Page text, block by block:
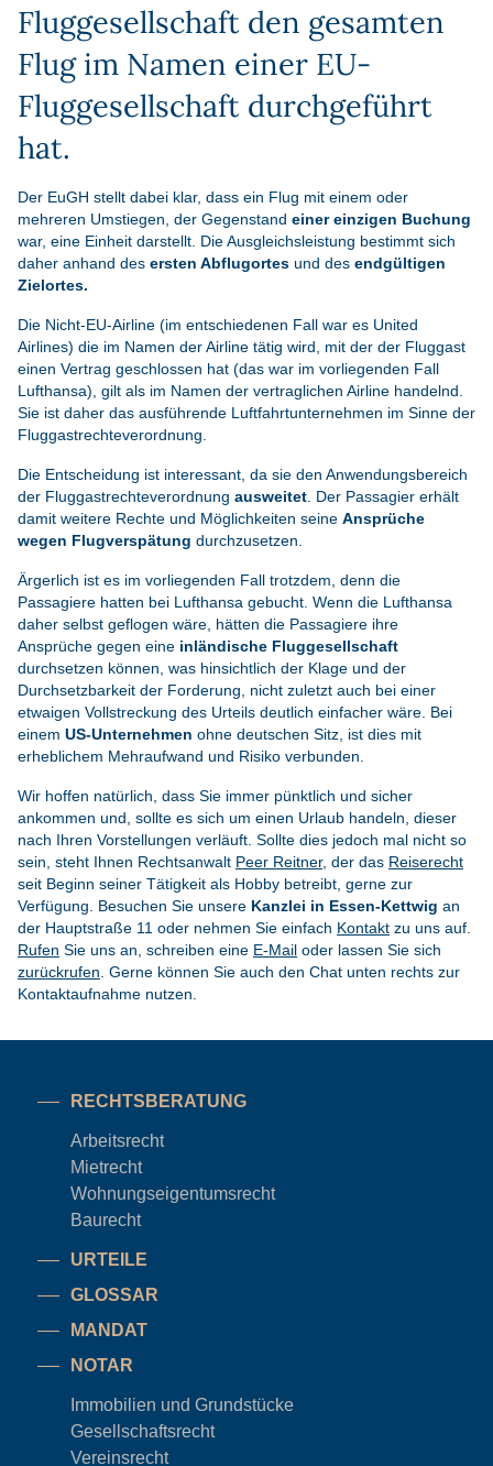
Fluggesellschaft den gesamten
Flug im Namen einer EU-
Fluggesellschaft durchgeführt
hat.
Der EuGH stellt dabei klar, dass ein Flug mit einem oder
mehreren Umstiegen, der Gegenstand einer einzigen Buchung
war, eine Einheit darstellt. Die Ausgleichsleistung bestimmt sich
daher anhand des ersten Abflugortes und des endgültigen
Zielortes.
Die Nicht-EU-Airline (im entschiedenen Fall war es United
Airlines) die im Namen der Airline tätig wird, mit der der Fluggast
einen Vertrag geschlossen hat (das war im vorliegenden Fall
Lufthansa), gilt als im Namen der vertraglichen Airline handelnd.
Sie ist daher das ausführende Luftfahrtunternehmen im Sinne der
Fluggastrechteverordnung.
Die Entscheidung ist interessant, da sie den Anwendungsbereich
der Fluggastrechteverordnung ausweitet . Der Passagier erhält
damit weitere Rechte und Möglichkeiten seine Ansprüche
wegen Flugverspätung durchzusetzen.
Ärgerlich ist es im vorliegenden Fall trotzdem, denn die
Passagiere hatten bei Lufthansa gebucht. Wenn die Lufthansa
daher selbst geflogen wäre, hätten die Passagiere ihre
Ansprüche gegen eine inländische Fluggesellschaft
durchsetzen können, was hinsichtlich der Klage und der
Durchsetzbarkeit der Forderung, nicht zuletzt auch bei einer
etwaigen Vollstreckung des Urteils deutlich einfacher wäre. Bei
einem US-Unternehmen ohne deutschen Sitz, ist dies mit
erheblichem Mehraufwand und Risiko verbunden.
Wir hoffen natürlich, dass Sie immer pünktlich und sicher
ankommen und, sollte es sich um einen Urlaub handeln, dieser
nach Ihren Vorstellungen verläuft. Sollte dies jedoch mal nicht so
sein, steht Ihnen Rechtsanwalt Peer Reitner, der das Reiserecht
seit Beginn seiner Tätigkeit als Hobby betreibt, gerne zur
Verfügung. Besuchen Sie unsere Kanzlei in Essen-Kettwig an
der Hauptstraße 11 oder nehmen Sie einfach Kontakt zu uns auf.
Rufen Sie uns an, schreiben eine E-Mail oder lassen Sie sich
zurückrufen . Gerne können Sie auch den Chat unten rechts zur
Kontaktaufnahme nutzen.
RECHTSBERATUNG
Arbeitsrecht
Mietrecht
Wohnungseigentumsrecht
Baurecht
URTEILE
GLOSSAR
MANDAT
NOTAR
Immobilien und Grundstücke
Gesellschaftsrecht
Vereinsrecht